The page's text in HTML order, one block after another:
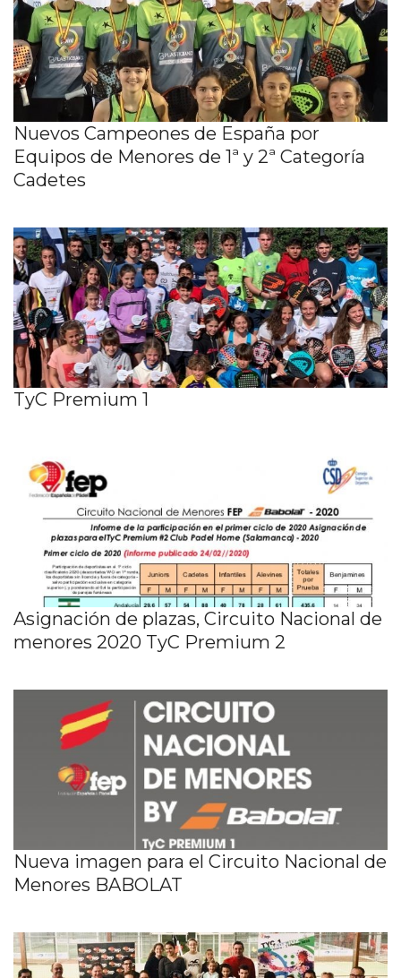
Nuevos Campeones de España por
Equipos de Menores de 1ª y 2ª Categoría
Cadetes
TyC Premium 1
Asignación de plazas, Circuito Nacional de
menores 2020 TyC Premium 2
Nueva imagen para el Circuito Nacional de
Menores BABOLAT